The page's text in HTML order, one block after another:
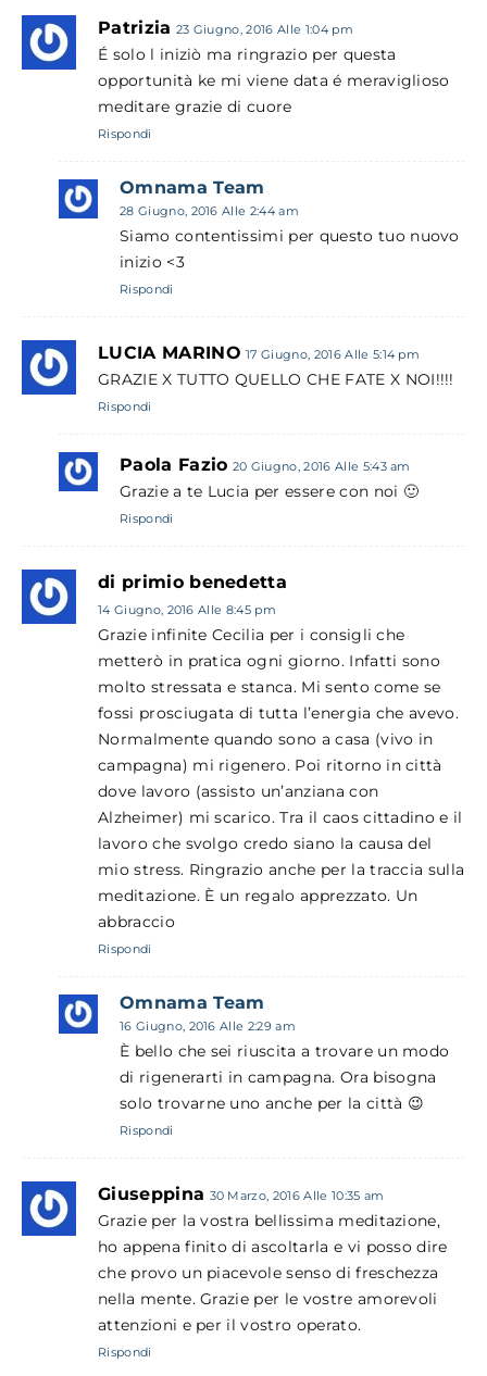
Patrizia 23 Giugno, 2016 Alle 1:04 pm
É solo l iniziò ma ringrazio per questa
opportunità ke mi viene data é meraviglioso
meditare grazie di cuore
Rispondi
Omnama Team
28 Giugno, 2016 Alle 2:44 am
Siamo contentissimi per questo tuo nuovo
inizio <3
Rispondi
LUCIA MARINO 17 Giugno, 2016 Alle 5:14 pm
GRAZIE X TUTTO QUELLO CHE FATE X NOI!!!!
Rispondi
Paola Fazio 20 Giugno, 2016 Alle 5:43 am
Grazie a te Lucia per essere con noi 🙂
Rispondi
di primio benedetta
14 Giugno, 2016 Alle 8:45 pm
Grazie infinite Cecilia per i consigli che
metterò in pratica ogni giorno. Infatti sono
molto stressata e stanca. Mi sento come se
fossi prosciugata di tutta l’energia che avevo.
Normalmente quando sono a casa (vivo in
campagna) mi rigenero. Poi ritorno in città
dove lavoro (assisto un’anziana con
Alzheimer) mi scarico. Tra il caos cittadino e il
lavoro che svolgo credo siano la causa del
mio stress. Ringrazio anche per la traccia sulla
meditazione. È un regalo apprezzato. Un
abbraccio
Rispondi
Omnama Team
16 Giugno, 2016 Alle 2:29 am
È bello che sei riuscita a trovare un modo
di rigenerarti in campagna. Ora bisogna
solo trovarne uno anche per la città 😉
Rispondi
Giuseppina 30 Marzo, 2016 Alle 10:35 am
Grazie per la vostra bellissima meditazione,
ho appena finito di ascoltarla e vi posso dire
che provo un piacevole senso di freschezza
nella mente. Grazie per le vostre amorevoli
attenzioni e per il vostro operato.
Rispondi